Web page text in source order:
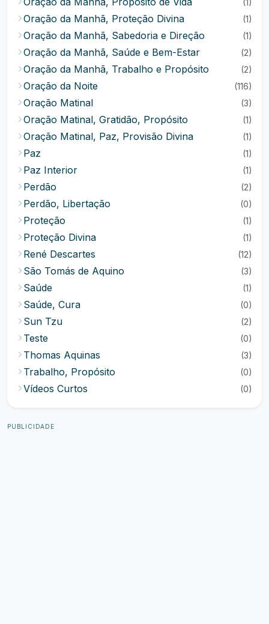
Oração da Manhã, Proteção Divina (1)
Oração da Manhã, Sabedoria e Direção (1)
Oração da Manhã, Saúde e Bem-Estar (2)
Oração da Manhã, Trabalho e Propósito (2)
Oração da Noite (116)
Oração Matinal (3)
Oração Matinal, Gratidão, Propósito (1)
Oração Matinal, Paz, Provisão Divina (1)
Paz (1)
Paz Interior (1)
Perdão (2)
Perdão, Libertação (0)
Proteção (1)
Proteção Divina (1)
René Descartes (12)
São Tomás de Aquino (3)
Saúde (1)
Saúde, Cura (0)
Sun Tzu (2)
Teste (0)
Thomas Aquinas (3)
Trabalho, Propósito (0)
Vídeos Curtos (0)
PUBLICIDADE